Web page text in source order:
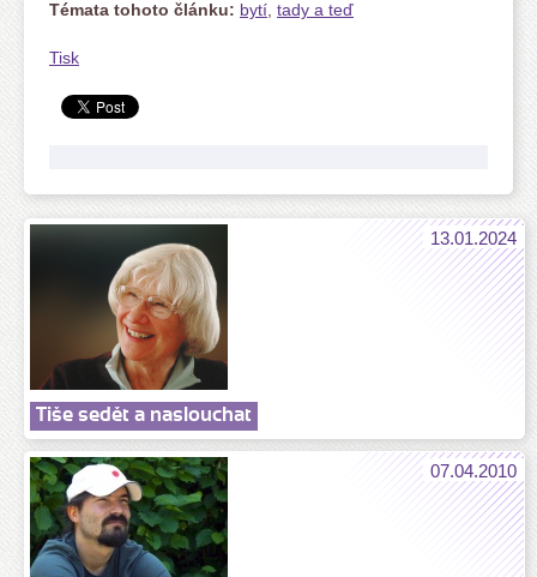
Témata tohoto článku: bytí, tady a teď
Tisk
13.01.2024
Tiše sedět a naslouchat
07.04.2010